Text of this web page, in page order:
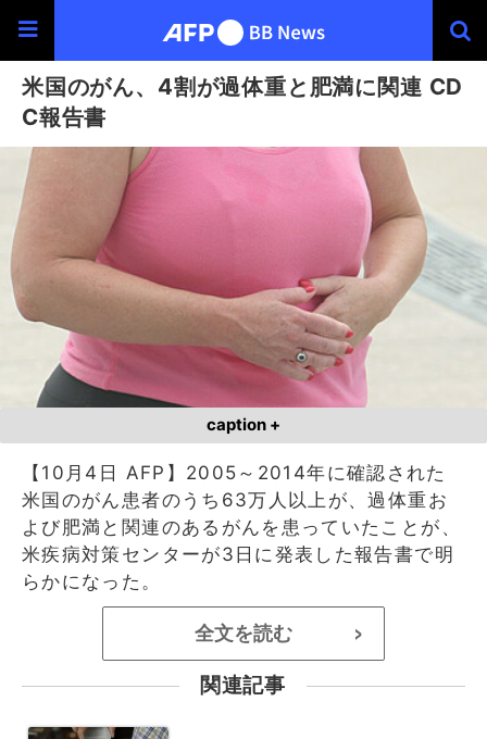
米国のがん、4割が過体重と肥満に関連 CD
C報告書
caption +
【10月4日 AFP】2005～2014年に確認された
米国のがん患者のうち63万人以上が、過体重お
よび肥満と関連のあるがんを患っていたことが、
米疾病対策センターが3日に発表した報告書で明
らかになった。
全文を読む >
関連記事